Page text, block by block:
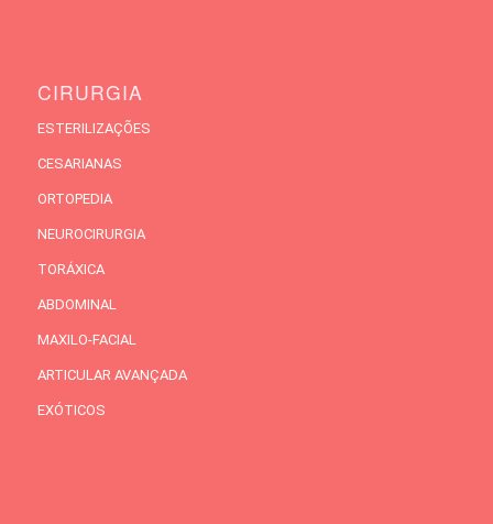
CIRURGIA
ESTERILIZAÇÕES
CESARIANAS
ORTOPEDIA
NEUROCIRURGIA
TORÁXICA
ABDOMINAL
MAXILO-FACIAL
ARTICULAR AVANÇADA
EXÓTICOS